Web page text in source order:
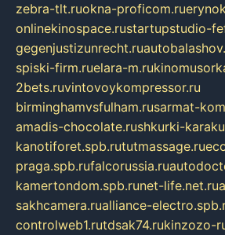
zebra-tlt.ruokna-proficom.ru
onlinekinospace.rustartupstudio-
gegenjustizunrecht.ru
spiski-firm.ruelara-m.ru
2bets.ruvintovoykompressor.ru
birminghamvsfulham.rusarmat-
amadis-chocolate.rushkurki-
kanotiforet.spb.rututmassage.ru
praga.spb.rufalcorussia.ru
kamertondom.spb.runet-life.net.ru
sakhcamera.rualliance-
controlweb1.rutdsak74.rukinzozo-